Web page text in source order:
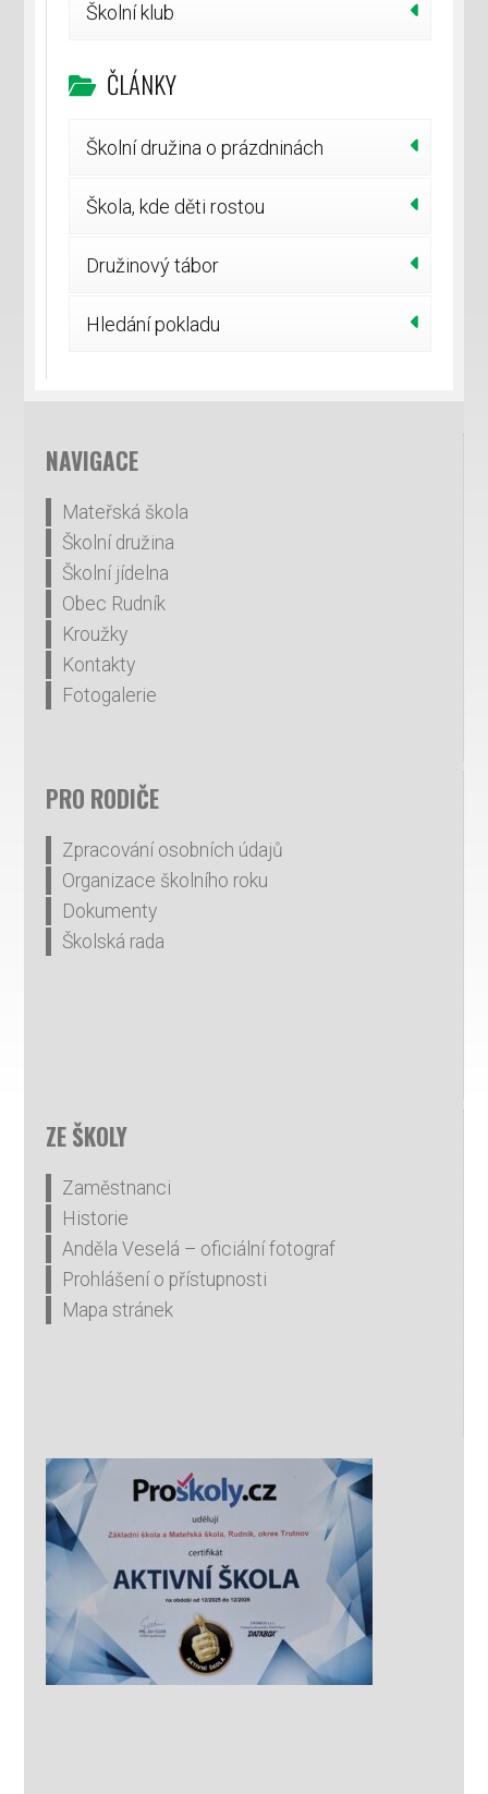
Školní klub
ČLÁNKY
Školní družina o prázdninách
Škola, kde děti rostou
Družinový tábor
Hledání pokladu
NAVIGACE
Mateřská škola
Školní družina
Školní jídelna
Obec Rudník
Kroužky
Kontakty
Fotogalerie
PRO RODIČE
Zpracování osobních údajů
Organizace školního roku
Dokumenty
Školská rada
ZE ŠKOLY
Zaměstnanci
Historie
Anděla Veselá – oficiální fotograf
Prohlášení o přístupnosti
Mapa stránek